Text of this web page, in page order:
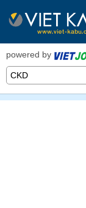
powered by